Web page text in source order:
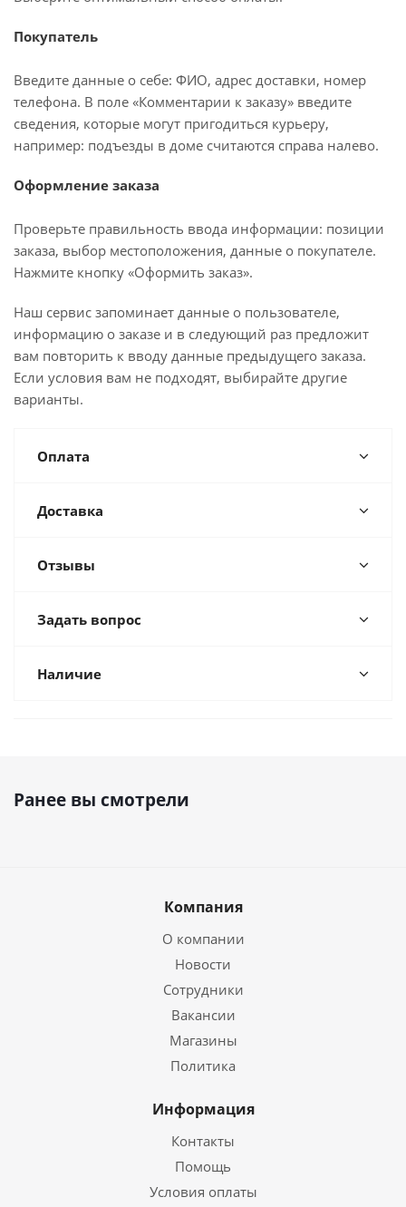
Покупатель
Введите данные о себе: ФИО, адрес доставки, номер
телефона. В поле «Комментарии к заказу» введите
сведения, которые могут пригодиться курьеру,
например: подъезды в доме считаются справа налево.
Оформление заказа
Проверьте правильность ввода информации: позиции
заказа, выбор местоположения, данные о покупателе.
Нажмите кнопку «Оформить заказ».
Наш сервис запоминает данные о пользователе,
информацию о заказе и в следующий раз предложит
вам повторить к вводу данные предыдущего заказа.
Если условия вам не подходят, выбирайте другие
варианты.
Оплата
Доставка
Отзывы
Задать вопрос
Наличие
Ранее вы смотрели
Компания
О компании
Новости
Сотрудники
Вакансии
Магазины
Политика
Информация
Контакты
Помощь
Условия оплаты